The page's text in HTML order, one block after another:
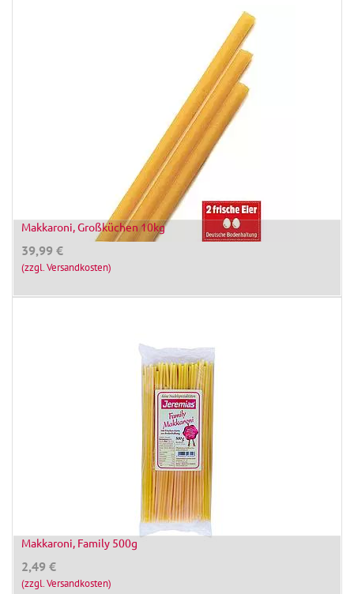
Makkaroni, Großküchen 10kg
39,99 €
(zzgl. Versandkosten)
Makkaroni, Family 500g
2,49 €
(zzgl. Versandkosten)